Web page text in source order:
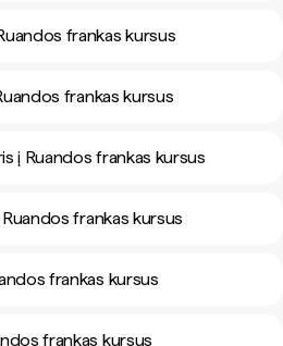
frankas kursus
frankas kursus
į Ruandos frankas kursus
frankas kursus
frankas kursus
frankas kursus